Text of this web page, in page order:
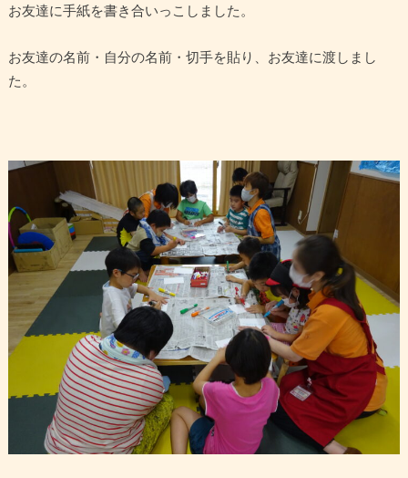
お友達に手紙を書き合いっこしました。
お友達の名前・自分の名前・切手を貼り、お友達に渡しまし
た。